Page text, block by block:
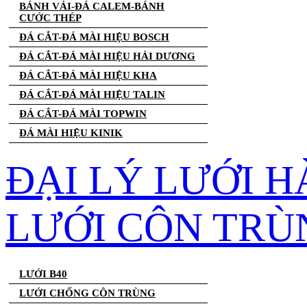
BÁNH VẢI-ĐÁ CALEM-BÁNH
CƯỚC THÉP
ĐÁ CẮT-ĐÁ MÀI HIỆU BOSCH
ĐÁ CẮT-ĐÁ MÀI HIỆU HẢI DƯƠNG
ĐÁ CẮT-ĐÁ MÀI HIỆU KHA
ĐÁ CẮT-ĐÁ MÀI HIỆU TALIN
ĐÁ CẮT-ĐÁ MÀI TOPWIN
ĐÁ MÀI HIỆU KINIK
ĐẠI LÝ LƯỚI
LƯỚI CÔN
LƯỚI B40
LƯỚI CHỐNG CÔN TRÙNG